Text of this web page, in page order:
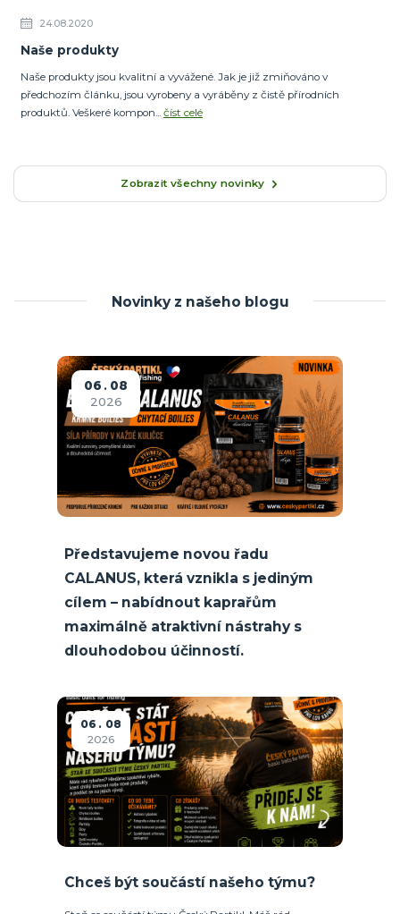
24.08.2020
Naše produkty
Naše produkty jsou kvalitní a vyvážené. Jak je již zmiňováno v
předchozím článku, jsou vyrobeny a vyráběny z čistě přírodních
produktů. Veškeré kompon... číst celé
Zobrazit všechny novinky
Novinky z našeho blogu
06
08
2026
Představujeme novou řadu
CALANUS, která vznikla s jediným
cílem – nabídnout kaprařům
maximálně atraktivní nástrahy s
dlouhodobou účinností.
06
08
2026
Chceš být součástí našeho týmu?